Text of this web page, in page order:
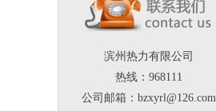
滨州热力有限公司
热线：968111
公司邮箱：bzxyrl@126.com